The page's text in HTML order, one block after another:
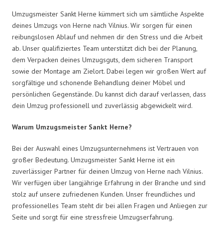
Umzugsmeister Sankt Herne kümmert sich um sämtliche Aspekte
deines Umzugs von Herne nach Vilnius. Wir sorgen für einen
reibungslosen Ablauf und nehmen dir den Stress und die Arbeit
ab. Unser qualifiziertes Team unterstützt dich bei der Planung,
dem Verpacken deines Umzugsguts, dem sicheren Transport
sowie der Montage am Zielort. Dabei legen wir großen Wert auf
sorgfältige und schonende Behandlung deiner Möbel und
persönlichen Gegenstände. Du kannst dich darauf verlassen, dass
dein Umzug professionell und zuverlässig abgewickelt wird.
Warum Umzugsmeister Sankt Herne?
Bei der Auswahl eines Umzugsunternehmens ist Vertrauen von
großer Bedeutung. Umzugsmeister Sankt Herne ist ein
zuverlässiger Partner für deinen Umzug von Herne nach Vilnius.
Wir verfügen über langjährige Erfahrung in der Branche und sind
stolz auf unsere zufriedenen Kunden. Unser freundliches und
professionelles Team steht dir bei allen Fragen und Anliegen zur
Seite und sorgt für eine stressfreie Umzugserfahrung.